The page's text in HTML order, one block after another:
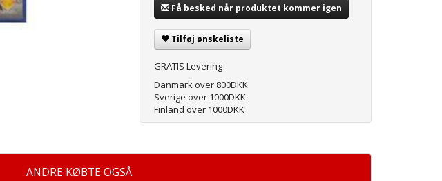
Få besked når produktet kommer igen
Tilføj ønskeliste
GRATIS Levering
Danmark over 800DKK
Sverige over 1000DKK
Finland over 1000DKK
ANDRE KØBTE OGSÅ